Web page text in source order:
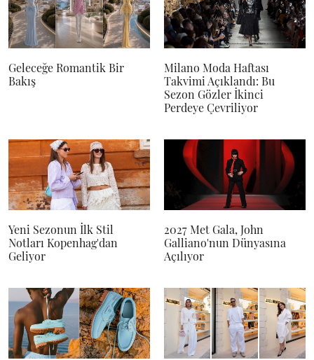
Geleceğe Romantik Bir
Bakış
Milano Moda Haftası
Takvimi Açıklandı: Bu
Sezon Gözler İkinci
Perdeye Çevriliyor
Yeni Sezonun İlk Stil
Notları Kopenhag'dan
Geliyor
2027 Met Gala, John
Galliano'nun Dünyasına
Açılıyor